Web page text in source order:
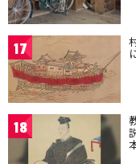
17
18